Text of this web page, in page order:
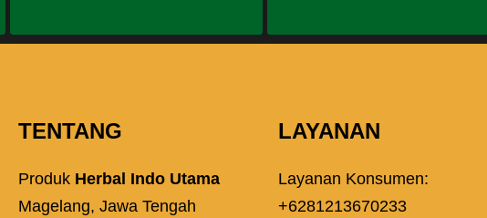
TENTANG
Produk Herbal Indo Utama
Magelang, Jawa Tengah
LAYANAN
Layanan Konsumen:
+6281213670233